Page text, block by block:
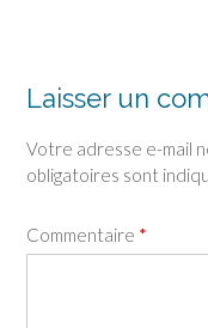
Laisser un
Votre adresse e-mail
obligatoires sont
Commentaire *